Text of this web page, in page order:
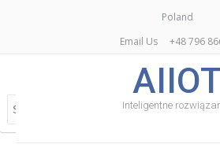
Poland
Email Us
+48 796
Inteligentne